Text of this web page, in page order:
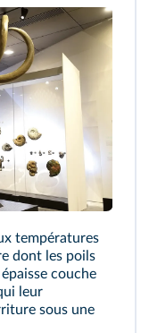
températures
dont les poils
couche
leur
sous une